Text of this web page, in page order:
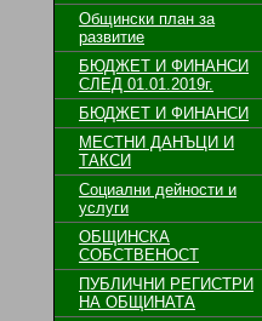
Общински план за
развитие
БЮДЖЕТ И ФИНАНСИ
СЛЕД 01.01.2019г.
БЮДЖЕТ И ФИНАНСИ
МЕСТНИ ДАНЪЦИ И
ТАКСИ
Социални дейности и
услуги
ОБЩИНСКА
СОБСТВЕНОСТ
ПУБЛИЧНИ РЕГИСТРИ
НА ОБЩИНАТА